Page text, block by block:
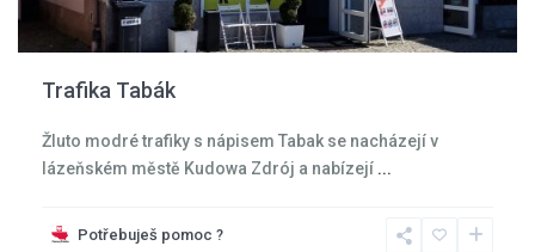
Trafika Tabák
Žluto modré trafiky s nápisem Tabak se nacházejí v
lázeňském městě Kudowa Zdrój a nabízejí ...
Potřebuješ pomoc ?
Kudowa